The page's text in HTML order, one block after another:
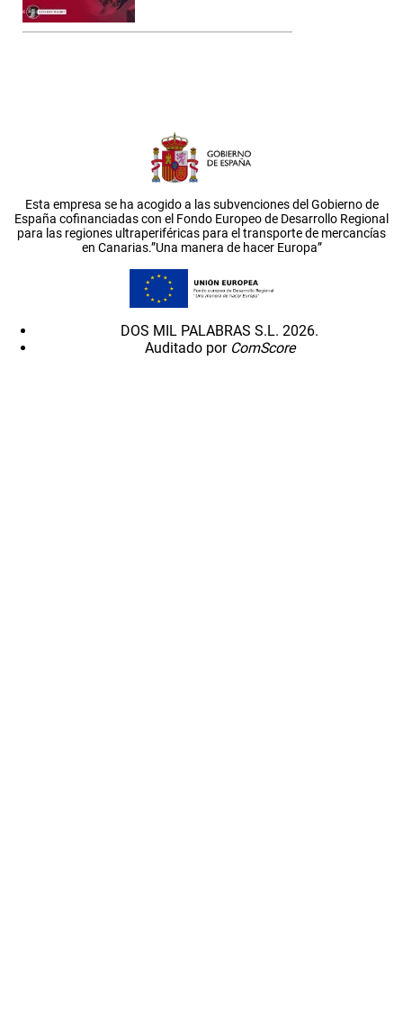
Esta empresa se ha acogido a las subvenciones del Gobierno de
España cofinanciadas con el Fondo Europeo de Desarrollo Regional
para las regiones ultraperiféricas para el transporte de mercancías
en Canarias.”Una manera de hacer Europa”
DOS MIL PALABRAS S.L. 2026.
Auditado por ComScore